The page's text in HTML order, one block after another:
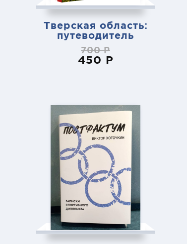
Тверская область:
путеводитель
700 Р
450 Р